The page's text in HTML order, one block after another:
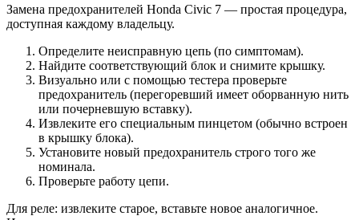
Замена предохранителей Honda Civic 7 — простая процедура,
доступная каждому владельцу.
Определите неисправную цепь (по симптомам).
Найдите соответствующий блок и снимите крышку.
Визуально или с помощью тестера проверьте
предохранитель (перегоревший имеет оборванную нить
или почерневшую вставку).
Извлеките его специальным пинцетом (обычно встроен
в крышку блока).
Установите новый предохранитель строго того же
номинала.
Проверьте работу цепи.
Для реле: извлеките старое, вставьте новое аналогичное.